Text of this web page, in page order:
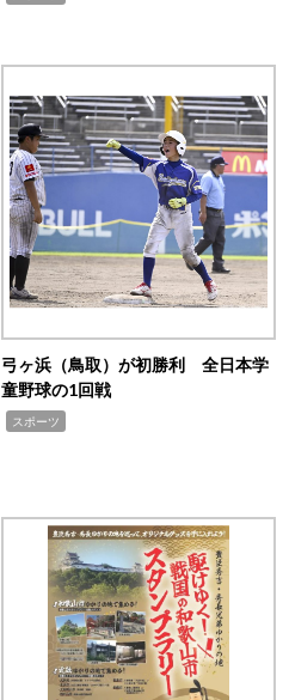
弓ヶ浜（鳥取）が初勝利 全日本学
童野球の1回戦
スポーツ